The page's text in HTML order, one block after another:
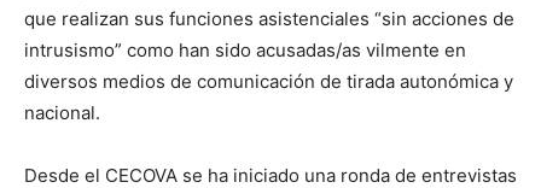
que realizan sus funciones asistenciales “sin acciones de
intrusismo” como han sido acusadas/as vilmente en
diversos medios de comunicación de tirada autonómica y
nacional.
Desde el CECOVA se ha iniciado una ronda de entrevistas